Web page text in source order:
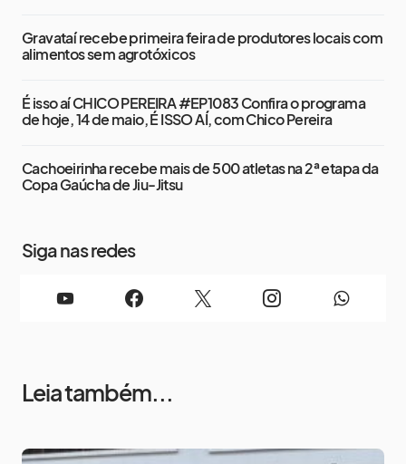
Gravataí recebe primeira feira de produtores locais com
alimentos sem agrotóxicos
É isso aí CHICO PEREIRA #EP1083 Confira o programa
de hoje, 14 de maio, É ISSO AÍ, com Chico Pereira
Cachoeirinha recebe mais de 500 atletas na 2ª etapa da
Copa Gaúcha de Jiu-Jitsu
Siga nas redes
Leia também...